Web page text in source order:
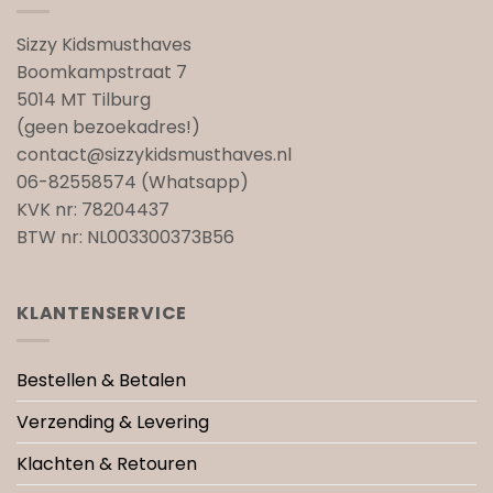
Sizzy Kidsmusthaves
Boomkampstraat 7
5014 MT Tilburg
(geen bezoekadres!)
contact@sizzykidsmusthaves.nl
06-82558574 (Whatsapp)
KVK nr: 78204437
BTW nr: NL003300373B56
KLANTENSERVICE
Bestellen & Betalen
Verzending & Levering
Klachten & Retouren